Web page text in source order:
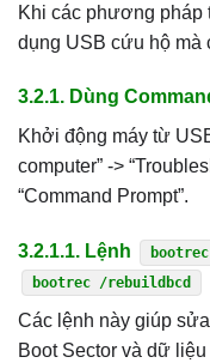
Khi các phương pháp
dụng USB cứu hộ mà
3.2.1. Dùng
Khởi động máy từ
computer” ->
“Command Prompt”.
3.2.1.1. Lệnh
bootrec /rebuildbcd
Các lệnh này giúp
Boot Sector và dữ